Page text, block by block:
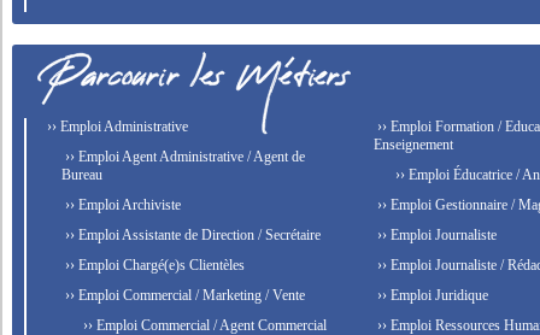
›› Emploi Administrative
›› Emploi Agent Administrative / Agent de
Bureau
›› Emploi Archiviste
›› Emploi Assistante de Direction / Secrétaire
›› Emploi Chargé(e)s Clientèles
›› Emploi Commercial / Marketing / Vente
›› Emploi Commercial / Agent Commercial
›› Emploi Formation /
Enseignement
›› Emploi Éducatrice /
›› Emploi Gestionnaire /
›› Emploi Journaliste
›› Emploi Journaliste /
›› Emploi Juridique
›› Emploi Ressources